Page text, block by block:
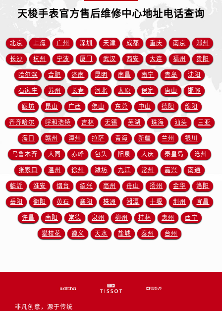
江苏省连云港市海州区通灌北路售后服务中心（需提前预约）
江苏省宿迁市宿城区西湖路售后服务中心（需提前预约）
江苏省泰州市海陵区永定东路399号置地商务中心东塔（华润万象城）17层1706室售后服务中心（需提前预约）
江苏省徐州市鼓楼区淮海东路29号苏宁广场IFC国际金融中心35层3508室售后服务中心（需提前预约）
江苏省盐城市盐都区世纪大道5号盐城金融城写字楼1号楼16层1604室售后服务中心（需提前预约）
江苏省扬州市邗江区国展路29号星耀天地写字楼1号楼18层1803室售后服务中心（需提前预约）
江苏省镇江市京口区中山东路售后服务中心（需提前预约）
江西省抚州市临川区赣东大道售后服务中心（需提前预约）
江西省赣州市章贡区文清路售后服务中心（需提前预约）
江西省吉安市吉州区井冈山大道售后服务中心（需提前预约）
江西省景德镇市珠山区珠山中路售后服务中心（需提前预约）
江西省九江市浔阳区浔阳路售后服务中心（需提前预约）
江西省南昌市红谷滩新区红谷中大道998号绿地双子塔（中央广场）A1座办公楼14层1407室售后服务中心（需提前预约）
江西省萍乡市安源区萍安北大道与康庄路交叉口售后服务中心（需提前预约）
江西省上饶市信州区滨江西路售后服务中心（需提前预约）
山东省德州市德城区东风中路售后服务中心（需提前预约）
天梭手表官方售后维修中心地址电话查询
北京 上海 广州 深圳 天津 成都 重庆 南京 郑州
长沙 杭州 宁波 厦门 武汉 西安 大连 福州 贵阳
哈尔滨 合肥 济南 昆明 南昌 南宁 青岛 沈阳
石家庄 苏州 长春 河北 太原 保定 唐山 邯郸
廊坊 昆山 广西 佛山 东莞 中山 德阳 绵阳
齐齐哈尔 呼和浩特 吉林 无锡 芜湖 珠海 汕头 三亚
海口 赣州 漳州 拉萨 青海 新疆 兰州 银川
乌鲁木齐 大同 赤峰 包头 阳泉 大庆 秦皇岛 沧州
张家口 温州 徐州 潍坊 九江 常州 嘉兴 南通
临沂 淮安 烟台 绍兴 亳州 舟山 扬州 金华 洛阳
岳阳 衡阳 黄石 襄阳 株洲 湘潭 十堰 荆州 宜昌
许昌 南阳 常德 泉州 柳州 桂林 惠州 西宁
攀枝花 遵义 天水 盐城 泰州 台州
非凡创意，源于传统